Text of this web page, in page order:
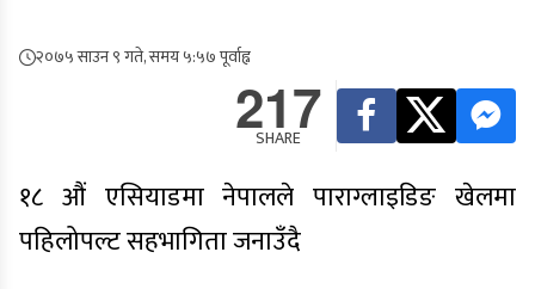
२०७५ साउन ९ गते, समय ५:५७ पूर्वाह्न
217
SHARE
१८ औं एसियाडमा नेपालले पाराग्लाइडिङ खेलमा
पहिलोपल्ट सहभागिता जनाउँदै